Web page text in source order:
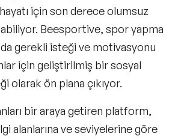
için son derece olumsuz
Beesportive, spor yapma
gerekli isteği ve motivasyonu
için geliştirilmiş bir sosyal
olarak ön plana çıkıyor.
bir araya getiren platform,
alanlarına ve seviyelerine göre